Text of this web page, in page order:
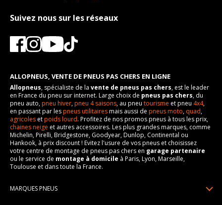
Suivez nous sur les réseaux
ALLOPNEUS, VENTE DE PNEUS PAS CHERS EN LIGNE
Allopneus, spécialiste de la vente de pneus pas chers, est le leader
en France du pneu sur internet. Large choix de pneus pas chers, du
pneu auto,pneu hiver,pneu 4 saisons, au pneu tourisme et pneu 4x4,
en passant par lespneus utilitairesmais aussi de pneus moto, quad,
agricoles etpoids lourd. Profitez de nos promos pneus à tous les prix,
chaines neige et autres accessoires. Les plus grandes marques, comme
Michelin, Pirelli, Bridgestone, Goodyear, Dunlop, Continental ou
Hankook, à prix discount ! Evitez l'usure de vos pneus et choisissez
votre centre de montage de pneus pas chers en garage partenaire
ou le service de montage à domicile à Paris, Lyon, Marseille,
Toulouse et dans toute la France.
MARQUES PNEUS